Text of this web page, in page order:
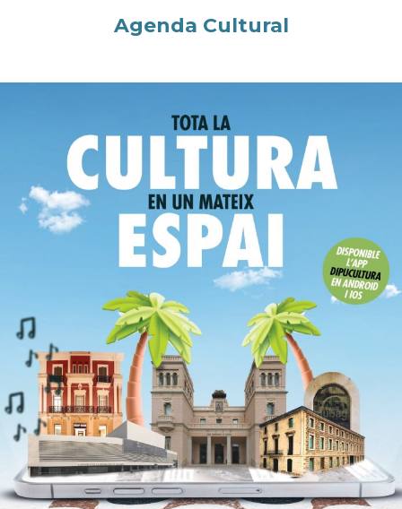
Agenda Cultural